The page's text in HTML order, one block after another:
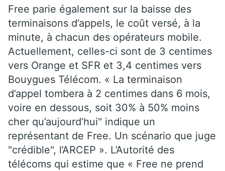
Free parie également sur la baisse des
terminaisons d’appels, le coût versé, à la
minute, à chacun des opérateurs mobile.
Actuellement, celles-ci sont de 3 centimes
vers Orange et SFR et 3,4 centimes vers
Bouygues Télécom. « La terminaison
d’appel tombera à 2 centimes dans 6 mois,
voire en dessous, soit 30% à 50% moins
cher qu’aujourd’hui" indique un
représentant de Free. Un scénario que juge
"crédible", l’ARCEP ». L’Autorité des
télécoms qui estime que « Free ne prend